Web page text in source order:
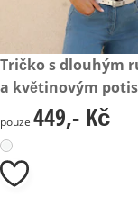
449,- Kč
Tričko s dlouhým
a květinovým
449,- Kč
pouze 449,- Kč